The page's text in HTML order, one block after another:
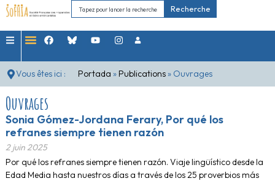
Recherche
Vous êtes ici : Portada » Publications » Ouvrages
Ouvrages
Sonia Gómez-Jordana Ferary, Por qué los
refranes siempre tienen razón
2 juin 2025
Por qué los refranes siempre tienen razón. Viaje lingüístico desde la
Edad Media hasta nuestros días a través de los 25 proverbios más